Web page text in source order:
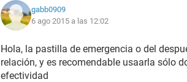
gabb0909
6 ago 2015 a las 12:02
Hola, la pastilla de emergencia o del
relación, y es recomendable usaarla sólo
efectividad